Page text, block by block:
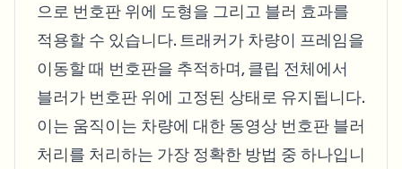
으로 번호판 위에 도형을 그리고 블러 효과를
적용할 수 있습니다. 트래커가 차량이 프레임을
이동할 때 번호판을 추적하며, 클립 전체에서
블러가 번호판 위에 고정된 상태로 유지됩니다.
이는 움직이는 차량에 대한 동영상 번호판 블러
처리를 처리하는 가장 정확한 방법 중 하나입니